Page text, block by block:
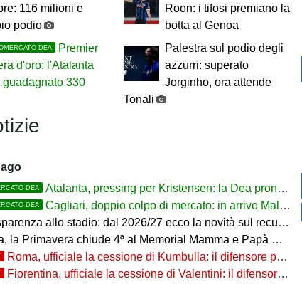
116 milioni e
podio
Roon: i tifosi premiano la
botta al Genoa
DEA
Premier
d'oro: l'Atalanta
guadagnato 330
Palestra sul podio degli
azzurri: superato
Jorginho, ora attende
Tonali
DEA Atalanta, pressing per Kristensen: la Dea pronta ad alzare l'offerta all'Udinese
DEA Cagliari, doppio colpo di mercato: in arrivo Maldini e Kevin Carlos
allo stadio: dal 2026/27 ecco la novità sul recupero
la Primavera chiude 4ª al Memorial Mamma e Papà Cairo
Roma, ufficiale la cessione di Kumbulla: il difensore passa al Rayo Vallecano
Fiorentina, ufficiale la cessione di Valentini: il difensore passa al Deportivo Alavés